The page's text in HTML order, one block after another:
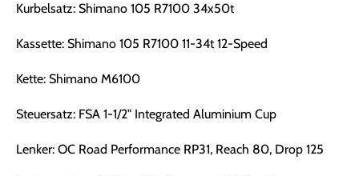
Kurbelsatz: Shimano 105 R7100 34x50t
Kassette: Shimano 105 R7100 11-34t 12-Speed
Kette: Shimano M6100
Steuersatz: FSA 1-1/2" Integrated Aluminium Cup
Lenker: OC Road Performance RP31, Reach 80, Drop 125